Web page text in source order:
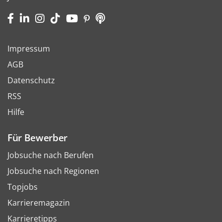
Impressum
AGB
Datenschutz
RSS
Hilfe
Für Bewerber
Jobsuche nach Berufen
Jobsuche nach Regionen
Topjobs
Karrieremagazin
Karrieretipps